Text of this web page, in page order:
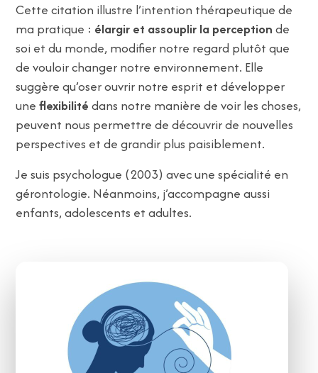
Cette citation illustre l’intention thérapeutique de
ma pratique : élargir et assouplir la perception de
soi et du monde, modifier notre regard plutôt que
de vouloir changer notre environnement. Elle
suggère qu’oser ouvrir notre esprit et développer
uneflexibilité dans notre manière de voir les choses,
peuvent nous permettre de découvrir de nouvelles
perspectives et de grandir plus paisiblement.
Je suis psychologue (2003) avec une spécialité en
gérontologie. Néanmoins, j’accompagne aussi
enfants, adolescents et adultes.